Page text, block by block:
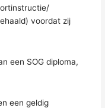
voordat zij
een SOG diploma,
een geldig